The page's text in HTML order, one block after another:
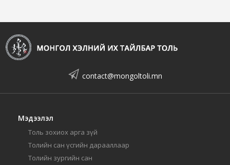
contact@mongoltoli.mn
Мэдээлэл
Толь зохиох арга зүй
Толийн сан үсгийн дарааллаар
Толийн зургийн сан